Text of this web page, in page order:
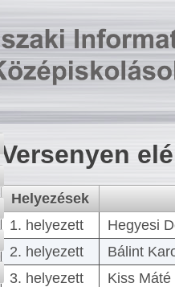
Versenyen
Helyezések
1. helyezett
Hegyesi
2. helyezett
Bálint
3. helyezett
Kiss